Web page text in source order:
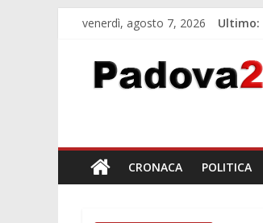
venerdì, agosto 7, 2026 Ultimo:
CRONACA POLITICA